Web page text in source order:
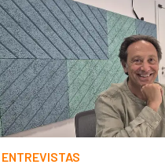
ENTREVISTAS